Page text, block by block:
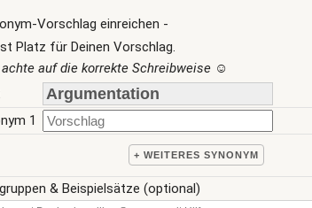
Vorschlag einreichen -
Platz für Deinen Vorschlag.
auf die korrekte Schreibweise☺
1
+ WEITERES SYNONYM
& Beispielsätze (optional)